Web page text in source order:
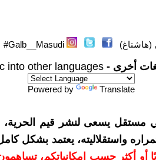
(هاشتاغ) Galb__Masudi#
أخرى - into other languages
Powered by Translate
يسعى لنشر قيم الحرية،
واستقلاليته، يعتمد بشكل
دولارات سنويًا أو أكثر حسب إمكانياتكم،